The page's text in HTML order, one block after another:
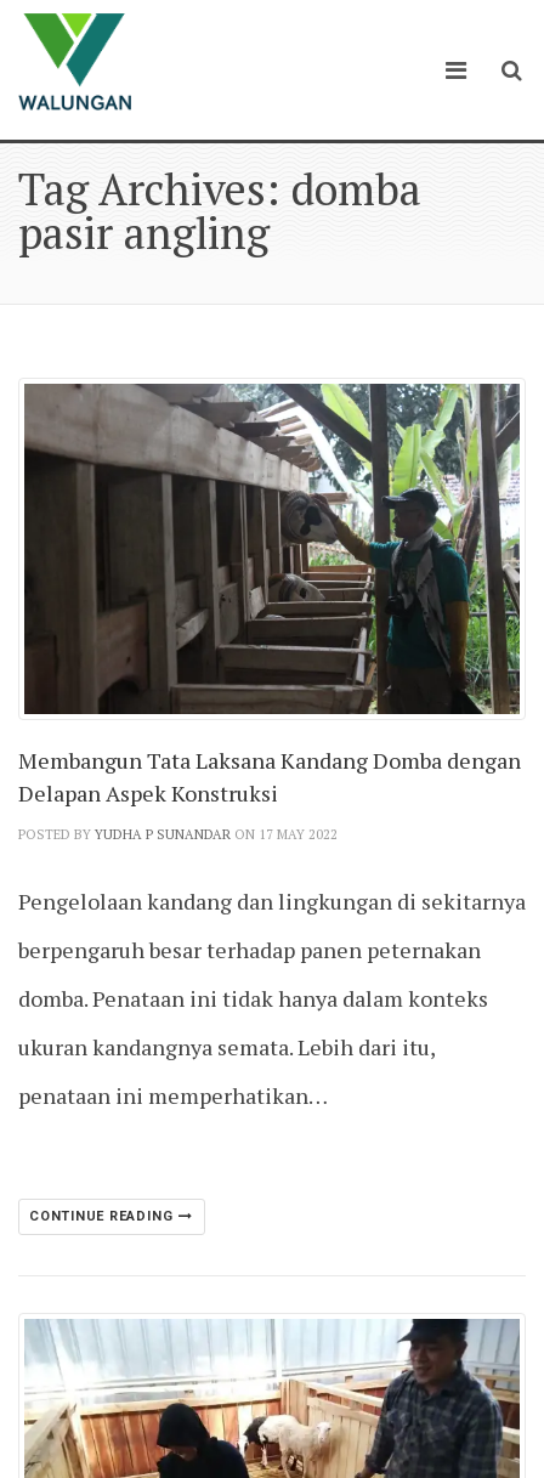
Tag Archives: domba
pasir angling
Membangun Tata Laksana Kandang Domba dengan
Delapan Aspek Konstruksi
POSTED BY YUDHA P SUNANDAR ON 17 MAY 2022
Pengelolaan kandang dan lingkungan di sekitarnya
berpengaruh besar terhadap panen peternakan
domba. Penataan ini tidak hanya dalam konteks
ukuran kandangnya semata. Lebih dari itu,
penataan ini memperhatikan…
CONTINUE READING